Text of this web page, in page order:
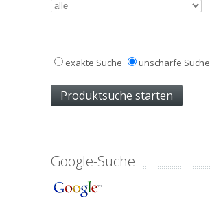
exakte Suche unscharfe Suche
Google-Suche